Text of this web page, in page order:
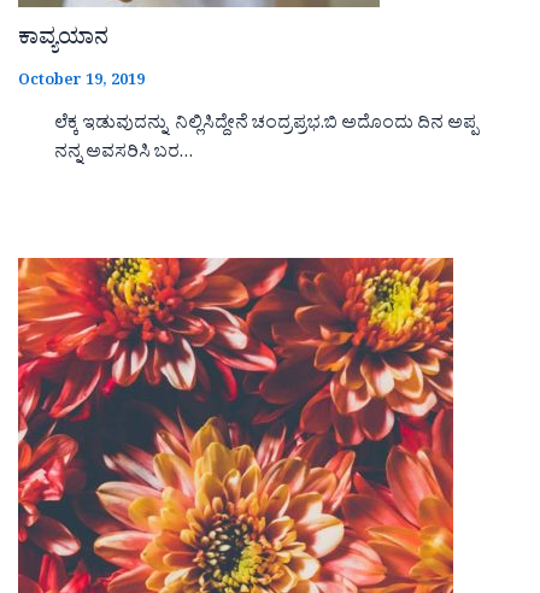
ಕಾವ್ಯಯಾನ
October 19, 2019
ಲೆಕ್ಕ ಇಡುವುದನ್ನು ನಿಲ್ಲಿಸಿದ್ದೇನೆ ಚಂದ್ರಪ್ರಭ.ಬಿ ಅದೊಂದು ದಿನ ಅಪ್ಪ
ನನ್ನ ಅವಸರಿಸಿ ಬರ…